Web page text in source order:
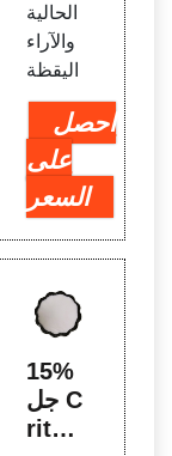
الحالية
والآراء
اليقظة
احصل
على
السعر
15%
جل C
riteri